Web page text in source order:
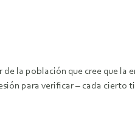
la población que cree que la
para verificar – cada cierto